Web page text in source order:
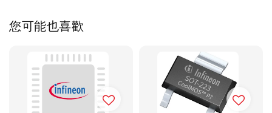
您可能也喜歡